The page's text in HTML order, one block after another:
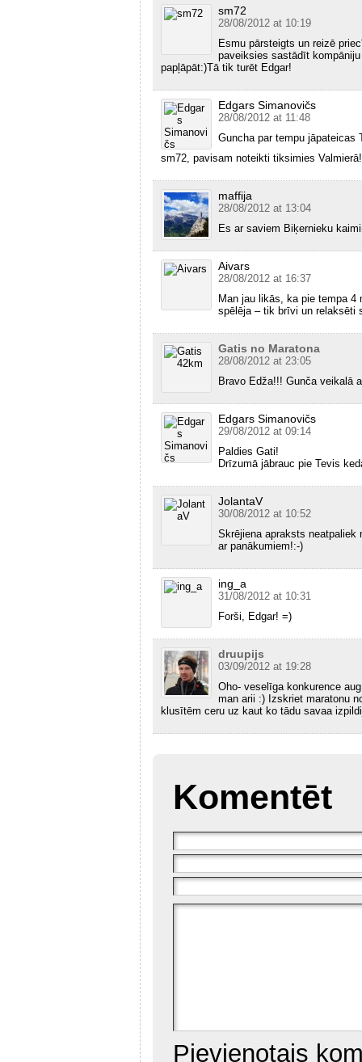
sm72
28/08/2012 at 10:19
Esmu pārsteigts un reizē
paveiksies sastādīt
papļāpāt:)Tā tik turēt Edgar!
Edgars Simanovičs
28/08/2012 at 11:48
Guncha par tempu
sm72, pavisam noteikti tiksimies
maffija
28/08/2012 at 13:04
Es ar saviem Biķernieku
Aivars
28/08/2012 at 16:37
Man jau likās, ka pie tempa
spēlēja – tik brīvi un relaksēti
Gatis no Maratona
28/08/2012 at 23:05
Bravo Edža!!! Gunča veikalā
Edgars Simanovičs
29/08/2012 at 09:14
Paldies Gati!
Drīzumā jābrauc pie Tevis
JolantaV
30/08/2012 at 10:52
Skrējiena apraksts neatpaliek
ar panākumiem!:-)
ing_a
31/08/2012 at 10:31
Forši, Edgar! =)
druupijs
03/09/2012 at 19:28
Oho- veselīga konkurence
man arii :) Izskriet maratonu
klusītēm ceru uz kaut ko tādu savaa
Komentēt
Pievienotais